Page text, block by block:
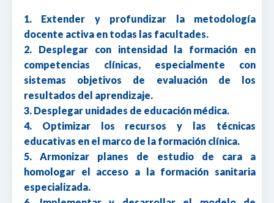
1. Extender y profundizar la metodología
docente activa en todas las facultades.
2. Desplegar con intensidad la formación en
competencias clínicas, especialmente con
sistemas objetivos de evaluación de los
resultados del aprendizaje.
3. Desplegar unidades de educación médica.
4. Optimizar los recursos y las técnicas
educativas en el marco de la formación clínica.
5. Armonizar planes de estudio de cara a
homologar el acceso a la formación sanitaria
especializada.